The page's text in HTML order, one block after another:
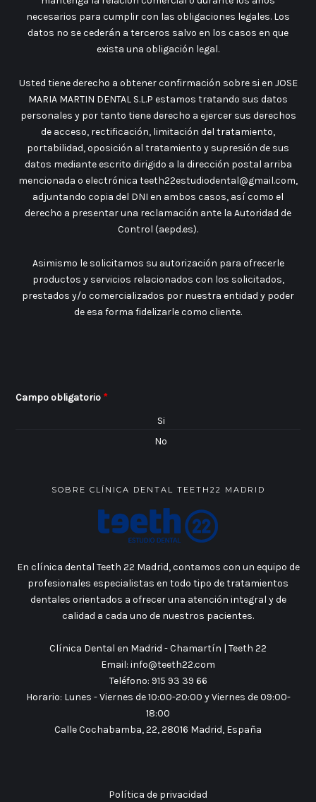
necesarios para cumplir con las obligaciones legales. Los
datos no se cederán a terceros salvo en los casos en que
exista una obligación legal.
Usted tiene derecho a obtener confirmación sobre si en JOSE
MARIA MARTIN DENTAL S.L.P estamos tratando sus datos
personales y por tanto tiene derecho a ejercer sus derechos
de acceso, rectificación, limitación del tratamiento,
portabilidad, oposición al tratamiento y supresión de sus
datos mediante escrito dirigido a la dirección postal arriba
mencionada o electrónica teeth22estudiodental@gmail.com,
adjuntando copia del DNI en ambos casos, así como el
derecho a presentar una reclamación ante la Autoridad de
Control (aepd.es).
Asimismo le solicitamos su autorización para ofrecerle
productos y servicios relacionados con los solicitados,
prestados y/o comercializados por nuestra entidad y poder
de esa forma fidelizarle como cliente.
Campo obligatorio *
Si
No
SOBRE CLÍNICA DENTAL TEETH22 MADRID
En clínica dental Teeth 22 Madrid, contamos con un equipo de
profesionales especialistas en todo tipo de tratamientos
dentales orientados a ofrecer una atención integral y de
calidad a cada uno de nuestros pacientes.
Clínica Dental en Madrid - Chamartín | Teeth 22
Email: info@teeth22.com
Teléfono: 915 93 39 66
Horario: Lunes - Viernes de 10:00-20:00 y Viernes de 09:00-
18:00
Calle Cochabamba, 22,28016 Madrid, España
Política de privacidad